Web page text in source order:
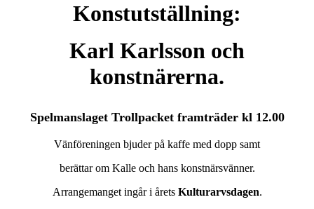
Konstutställning:
Karl Karlsson och
konstnärerna.
Spelmanslaget Trollpacket framträder kl 12.00
Vänföreningen bjuder på kaffe med dopp samt
berättar om Kalle och hans konstnärsvänner.
Arrangemanget ingår i årets Kulturarvsdagen.